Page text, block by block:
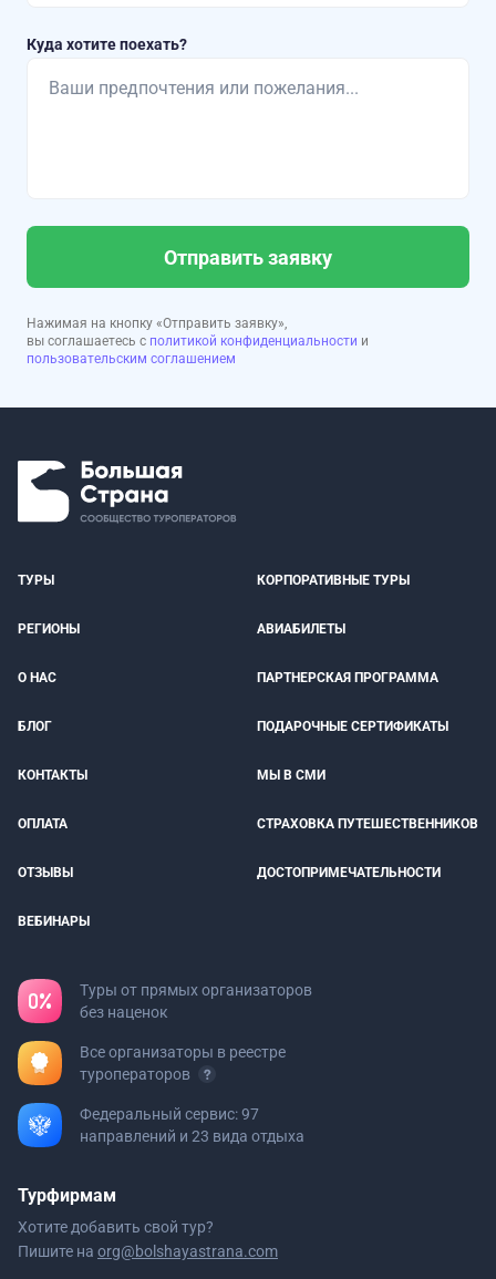
Куда хотите поехать?
Отправить заявку
Нажимая на кнопку «Отправить заявку»,
вы соглашаетесь с политикой конфиденциальности и
пользовательским соглашением
ТУРЫ КОРПОРАТИВНЫЕ ТУРЫ
РЕГИОНЫ АВИАБИЛЕТЫ
О НАС ПАРТНЕРСКАЯ ПРОГРАММА
БЛОГ ПОДАРОЧНЫЕ СЕРТИФИКАТЫ
КОНТАКТЫ МЫ В СМИ
ОПЛАТА СТРАХОВКА ПУТЕШЕСТВЕННИКОВ
ОТЗЫВЫ ДОСТОПРИМЕЧАТЕЛЬНОСТИ
ВЕБИНАРЫ
Туры от прямых организаторов
без наценок
Все организаторы в реестре
туроператоров
Федеральный сервис: 97
направлений и 23 вида отдыха
Турфирмам
Хотите добавить свой тур?
Пишите на org@bolshayastrana.com